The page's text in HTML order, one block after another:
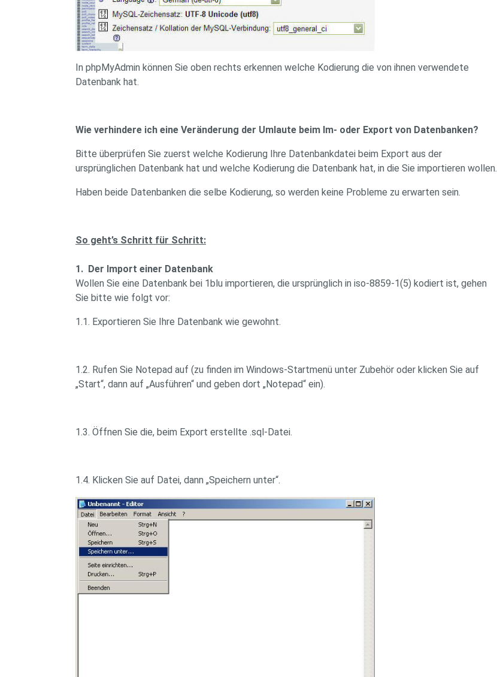
In phpMyAdmin können Sie oben rechts erkennen welche Kodierung die von ihnen verwendete
Datenbank hat.
Wie verhindere ich eine Veränderung der Umlaute beim Im- oder Export von Datenbanken?
Bitte überprüfen Sie zuerst welche Kodierung Ihre Datenbankdatei beim Export aus der
ursprünglichen Datenbank hat und welche Kodierung die Datenbank hat, in die Sie importieren wollen.
Haben beide Datenbanken die selbe Kodierung, so werden keine Probleme zu erwarten sein.
So geht’s Schritt für Schritt:
1. Der Import einer Datenbank
Wollen Sie eine Datenbank bei 1blu importieren, die ursprünglich in iso-8859-1(5) kodiert ist, gehen
Sie bitte wie folgt vor:
1.1. Exportieren Sie Ihre Datenbank wie gewohnt.
1.2. Rufen Sie Notepad auf (zu finden im Windows-Startmenü unter Zubehör oder klicken Sie auf
„Start“, dann auf „Ausführen“ und geben dort „Notepad“ ein).
1.3. Öffnen Sie die, beim Export erstellte .sql-Datei.
1.4. Klicken Sie auf Datei, dann „Speichern unter“.